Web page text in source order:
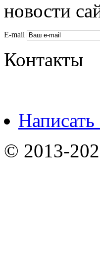
новости
E-mail
Контакты
© 2013-